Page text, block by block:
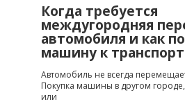
Когда требуется
междугородняя
автомобиля и как
машину к
Автомобиль не всегда
Покупка машины в другом
или